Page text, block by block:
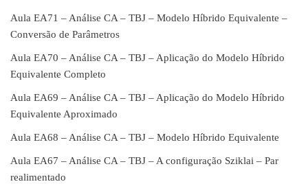
Aula EA71 – Análise CA – TBJ – Modelo Híbrido Equivalente –
Conversão de Parâmetros
Aula EA70 – Análise CA – TBJ – Aplicação do Modelo Híbrido
Equivalente Completo
Aula EA69 – Análise CA – TBJ – Aplicação do Modelo Híbrido
Equivalente Aproximado
Aula EA68 – Análise CA – TBJ – Modelo Híbrido Equivalente
Aula EA67 – Análise CA – TBJ – A configuração Sziklai – Par
realimentado